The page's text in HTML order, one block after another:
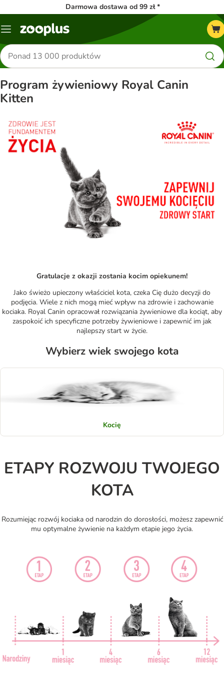
Darmowa dostawa od 99 zł *
Menu
Szukaj
produktów
Program żywieniowy Royal Canin
Kitten
Gratulacje z okazji zostania kocim opiekunem!
Jako świeżo upieczony właściciel kota, czeka Cię dużo decyzji do
podjęcia. Wiele z nich mogą mieć wpływ na zdrowie i zachowanie
kociaka. Royal Canin opracował rozwiązania żywieniowe dla kociąt, aby
zaspokoić ich specyficzne potrzeby żywieniowe i zapewnić im jak
najlepszy start w życie.
Wybierz wiek swojego kota
Kocię
ETAPY ROZWOJU TWOJEGO
KOTA
Rozumiejąc rozwój kociaka od narodzin do dorosłości, możesz zapewnić
mu optymalne żywienie na każdym etapie jego życia.